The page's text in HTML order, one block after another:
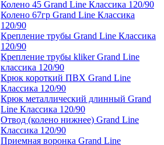
Колено 45 Grand Line Классика 120/90
Колено 67гр Grand Line Классика
120/90
Крепление трубы Grand Line Классика
120/90
Крепление трубы kliker Grand Line
классика 120/90
Крюк короткий ПВХ Grand Line
Классика 120/90
Крюк металлический длинный Grand
Line Классика 120/90
Отвод (колено нижнее) Grand Line
Классика 120/90
Приемная воронка Grand Line